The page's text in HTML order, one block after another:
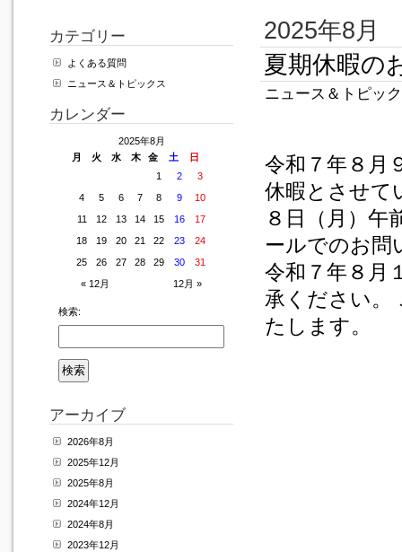
2025年8月
夏期休暇の
ニュース＆トピッ
令和７年８月
休暇とさせて
８日（月）午
ールでのお問
令和７年８月
承ください。
たします。
カテゴリー
よくある質問
ニュース＆トピックス
カレンダー
2025年8月
月
火 水 木 金 土 日
« 12月 12月 »
1 2
3
4
5 6 7 8 9
10
11
12 13 14 15 16
17
18
19 20 21 22 23
24
25
26 27 28 29 30 31
検索:
アーカイブ
2026年8月
2025年12月
2025年8月
2024年12月
2024年8月
2023年12月